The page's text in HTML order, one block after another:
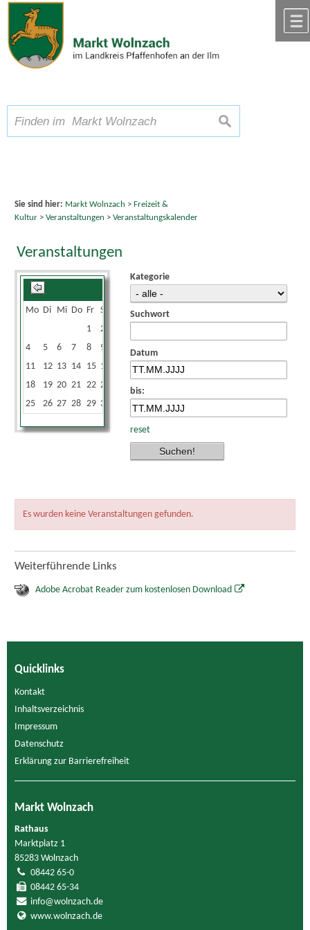
Zum Inhalt,zur Navigation
Schriftgröße A A A suchen
Sie sind hier: Markt Wolnzach > Freizeit &
Kultur> Veranstaltungen > Veranstaltungskalender
Veranstaltungen
Mo Di Mi Do Fr Sa
1
2
4
5 6 7 8 9
11
12 13 14 15 16
18
19 20 21 22 23
25
26 27 28 29 30
Kategorie
Suchwort
Datum
bis:
reset
Es wurden keine Veranstaltungen gefunden.
Weiterführende Links
Adobe Acrobat Reader zum kostenlosen Download
Quicklinks
Kontakt
Inhaltsverzeichnis
Impressum
Datenschutz
Erklärung zur Barrierefreiheit
Markt Wolnzach
Rathaus
Marktplatz 1
85283 Wolnzach
08442 65-0
08442 65-34
info@wolnzach.de
www.wolnzach.de